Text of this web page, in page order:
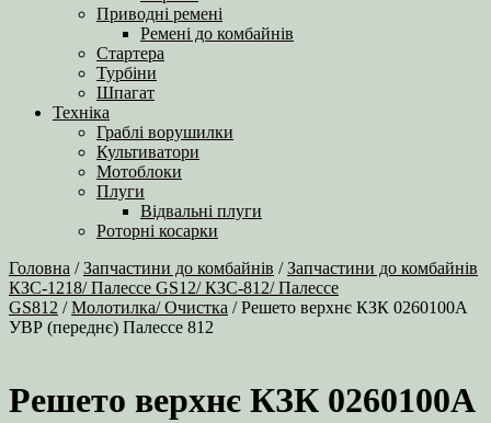
Приводні ремені
Ремені до комбайнів
Стартера
Турбіни
Шпагат
Техніка
Граблі ворушилки
Культиватори
Мотоблоки
Плуги
Відвальні плуги
Роторні косарки
Головна /Запчастини до комбайнів /Запчастини до комбайнів
КЗС-1218/ Палессе GS12/ КЗС-812/ Палессе
GS812 /Молотилка/ Очистка / Решето верхнє КЗК 0260100А
УВР (переднє) Палессе 812
Решето верхнє КЗК 0260100А